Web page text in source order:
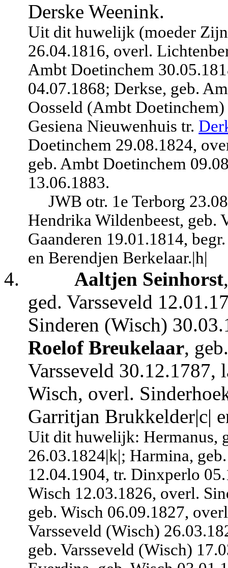
Derske Weenink.
Uit dit huwelijk (moeder
26.04.1816, overl.
Ambt Doetinchem
04.07.1868; Derkse, geb.
Oosseld (Ambt
Gesiena Nieuwenhuis tr.
Doetinchem 29.08.1824,
geb. Ambt Doetinchem
13.06.1883.
JWB otr. 1e Terborg
Hendrika Wildenbeest, geb.
Gaanderen 19.01.1814,
en Berendjen Berkelaar.|h|
4. Aaltjen Seinhorst
ged. Varsseveld
Sinderen (Wisch)
Roelof Breukelaar,
Varsseveld 30.12.1787,
Wisch, overl.
Garritjan Brukkelder|c|
Uit dit huwelijk: Hermanus,
26.03.1824|k|; Harmina,
12.04.1904, tr. Dinxperlo
Wisch 12.03.1826, overl.
geb. Wisch 06.09.1827,
Varsseveld (Wisch)
geb. Varsseveld (Wisch)